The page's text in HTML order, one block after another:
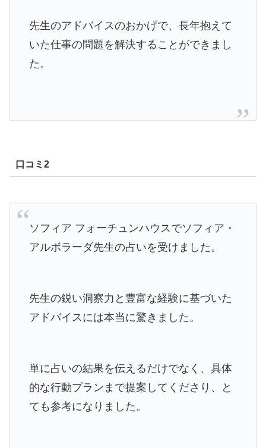
先生のアドバイスのおかげで、長年抱えて
いた仕事の問題を解決することができまし
た。
口コミ2
ソフィア フォーチュンハウスでソフィア・
アルボラーダ先生の占いを受けました。
先生の鋭い洞察力と豊富な経験に基づいた
アドバイスには本当に驚きました。
単に占いの結果を伝えるだけでなく、具体
的な行動プランまで提案してくださり、と
ても参考になりました。